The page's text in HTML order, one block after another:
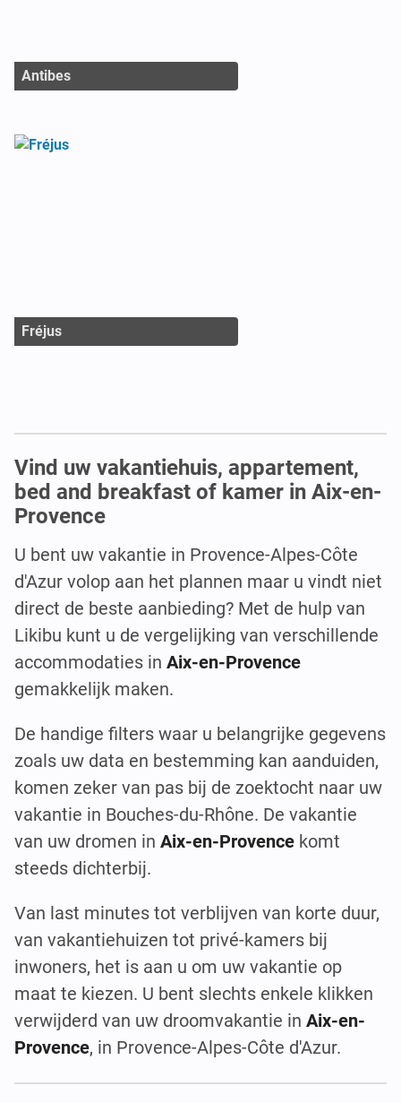
Antibes
Fréjus
Vind uw vakantiehuis, appartement,
bed and breakfast of kamer in Aix-en-
Provence
U bent uw vakantie in Provence-Alpes-Côte
d'Azur volop aan het plannen maar u vindt niet
direct de beste aanbieding? Met de hulp van
Likibu kunt u de vergelijking van verschillende
accommodaties in Aix-en-Provence
gemakkelijk maken.
De handige filters waar u belangrijke gegevens
zoals uw data en bestemming kan aanduiden,
komen zeker van pas bij de zoektocht naar uw
vakantie in Bouches-du-Rhône. De vakantie
van uw dromen in Aix-en-Provence komt
steeds dichterbij.
Van last minutes tot verblijven van korte duur,
van vakantiehuizen tot privé-kamers bij
inwoners, het is aan u om uw vakantie op
maat te kiezen. U bent slechts enkele klikken
verwijderd van uw droomvakantie in Aix-en-
Provence, in Provence-Alpes-Côte d'Azur.